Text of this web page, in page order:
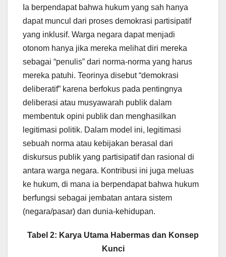
Ia berpendapat bahwa hukum yang sah hanya
dapat muncul dari proses demokrasi partisipatif
yang inklusif. Warga negara dapat menjadi
otonom hanya jika mereka melihat diri mereka
sebagai “penulis” dari norma-norma yang harus
mereka patuhi. Teorinya disebut “demokrasi
deliberatif” karena berfokus pada pentingnya
deliberasi atau musyawarah publik dalam
membentuk opini publik dan menghasilkan
legitimasi politik. Dalam model ini, legitimasi
sebuah norma atau kebijakan berasal dari
diskursus publik yang partisipatif dan rasional di
antara warga negara. Kontribusi ini juga meluas
ke hukum, di mana ia berpendapat bahwa hukum
berfungsi sebagai jembatan antara sistem
(negara/pasar) dan dunia-kehidupan.
Tabel 2: Karya Utama Habermas dan Konsep
Kunci